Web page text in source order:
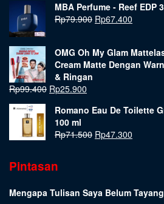
MBA Perfume - Reef EDP
Rp79.900 Rp67.400
OMG Oh My Glam
Cream Matte Dengan
& Ringan
Rp99.400 Rp25.900
Romano Eau De Toilette
100 ml
Rp71.500 Rp47.300
Pintasan
Mengapa Tulisan Saya Belum